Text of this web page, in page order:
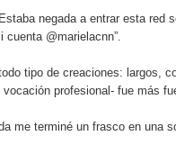
Centro de Retención de
y se convierte en la
negada a entrar esta red
@marielacnn”.
tipo de creaciones: largos,
profesional- fue más
me terminé un frasco en una